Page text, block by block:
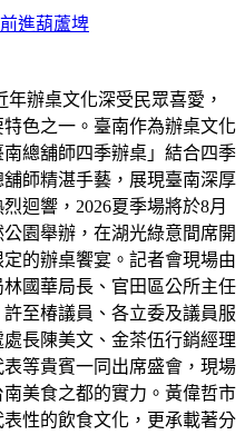
進葫蘆埤
年辦桌文化深受民眾喜愛，
色之一。臺南作為辦桌文化
總舖師四季辦桌」結合四季
師精湛手藝，展現臺南深厚
迴響，2026夏季場將於8月
園舉辦，在湖光綠意間席開
的辦桌饗宴。記者會現場由
國華局長、官田區公所主任
至椿議員、各立委及議員服
長陳美文、金茶伍行銷經理
等貴賓一同出席盛會，現場
美食之都的實力。黃偉哲市
性的飲食文化，更承載著分